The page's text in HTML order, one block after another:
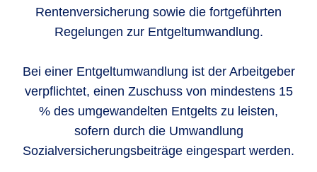
Rentenversicherung sowie die fortgeführten
Regelungen zur Entgeltumwandlung.
Bei einer Entgeltumwandlung ist der Arbeitgeber
verpflichtet, einen Zuschuss von mindestens 15
% des umgewandelten Entgelts zu leisten,
sofern durch die Umwandlung
Sozialversicherungsbeiträge eingespart werden.